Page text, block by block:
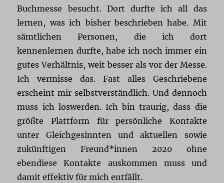
Buchmesse besucht. Dort durfte ich all das
lernen, was ich bisher beschrieben habe. Mit
sämtlichen Personen, die ich dort
kennenlernen durfte, habe ich noch immer ein
gutes Verhältnis, weit besser als vor der Messe.
Ich vermisse das. Fast alles Geschriebene
erscheint mir selbstverständlich. Und dennoch
muss ich loswerden. Ich bin traurig, dass die
größte Plattform für persönliche Kontakte
unter Gleichgesinnten und aktuellen sowie
zukünftigen Freund*innen 2020 ohne
ebendiese Kontakte auskommen muss und
damit effektiv für mich entfällt.